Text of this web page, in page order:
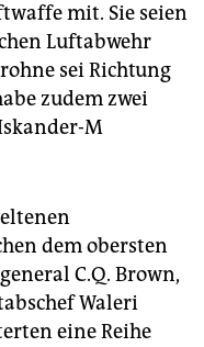
mit. Sie seien
Luftabwehr
sei Richtung
zudem zwei
M
dem obersten
C.Q. Brown,
Waleri
eine Reihe